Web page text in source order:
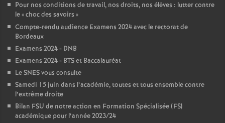
o
d
Pour nos conditions de travail, nos droits, nos élèves : lutter contre
le «choc des savoirs »
Compte-rendu audience Examens 2024 avec le rectorat de
Bordeaux
Examens 2024 - DNB
Examens 2024 - BTS et Baccalauréat
Le SNES vous consulte
Samedi 15 juin dans l’académie, toutes et tous ensemble contre
l’extrême droite
Bilan FSU de notre action en Formation Spécialisée (FS)
académique pour l’année 2023/24